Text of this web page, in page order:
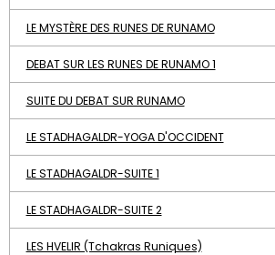
LE MYSTÈRE DES RUNES DE RUNAMO
DEBAT SUR LES RUNES DE RUNAMO 1
SUITE DU DEBAT SUR RUNAMO
LE STADHAGALDR-YOGA D'OCCIDENT
LE STADHAGALDR-SUITE 1
LE STADHAGALDR-SUITE 2
LES HVELIR (Tchakras Runiques)